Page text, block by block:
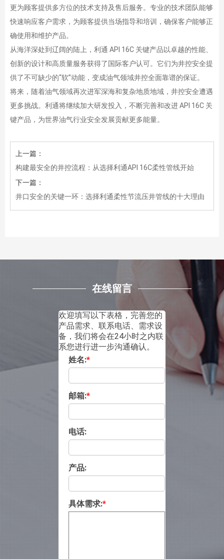
更为顾客提供多方位的技术支持及售后服务。专业的技术团队能够
快速响应客户需求，为顾客提供当场指导和培训，确保客户能够正
确使用和维护产品。
从海洋深处到辽阔的陆上，利通 API 16C 关键产品以卓越的性能、
创新的设计和高质量服务获得了国际客户认可。它们为井控安全提
供了不可缺少的“软”动能，变成油气领域井控全面靠谱的保证。
将来，随着油气领域再次进军深海和复杂地质地域，井控安全遭遇
更多挑战。利通将继续加大研发投入，不断完善和改进 API 16C 关
键产品，为世界油气行业安全发展贡献更多能量。
上一篇：
构建最安全的井控流程：从选择利通API 16C柔性管线开始
下一篇：
井口安全的关键一环：选择利通柔性节流压井管线的十大理由
在线留言
欢迎填写以下表格，完善您的
产品需求、联系电话、需求设
备，我们将会在24小时之内联
系您进行进一步沟通确认。
姓名:*
邮箱:*
电话:
产品:
具体需求:*